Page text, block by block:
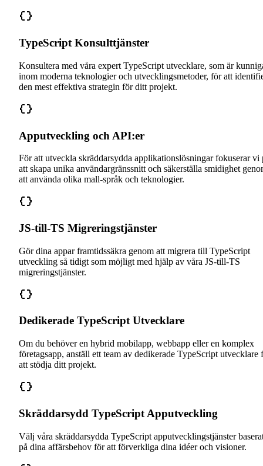
TypeScript Konsulttjänster
Konsultera med våra expert TypeScript utvecklare, som är
inom moderna teknologier och utvecklingsmetoder, för att
den mest effektiva strategin för ditt projekt.
Apputveckling och API:er
För att utveckla skräddarsydda applikationslösningar fokuserar vi
att skapa unika användargränssnitt och säkerställa smidighet
att använda olika mall-språk och teknologier.
JS-till-TS Migreringstjänster
Gör dina appar framtidssäkra genom att migrera till TypeScript
utveckling så tidigt som möjligt med hjälp av våra JS-till-TS
migreringstjänster.
Dedikerade TypeScript Utvecklare
Om du behöver en hybrid mobilapp, webbapp eller en komplex
företagsapp, anställ ett team av dedikerade TypeScript utvecklare
att stödja ditt projekt.
Skräddarsydd TypeScript Apputveckling
Välj våra skräddarsydda TypeScript apputvecklingstjänster
på dina affärsbehov för att förverkliga dina idéer och visioner.